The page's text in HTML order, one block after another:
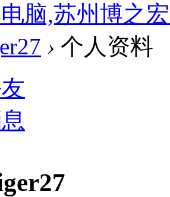
脑,苏州博之
› 个人资料